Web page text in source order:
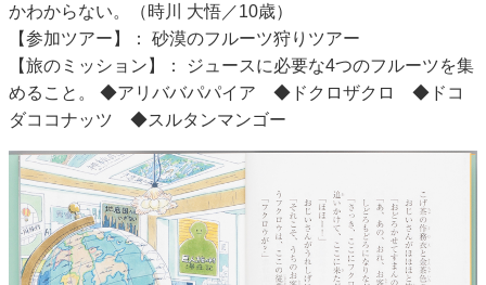
かわからない。（時川 大悟／10歳）
【参加ツアー】： 砂漠のフルーツ狩りツアー
【旅のミッション】： ジュースに必要な4つのフルーツを集
めること。 ◆アリババパパイア ◆ドクロザクロ ◆ドコ
ダココナッツ ◆スルタンマンゴー